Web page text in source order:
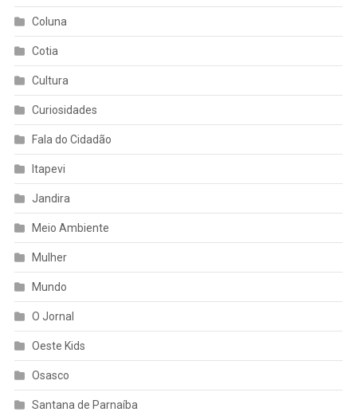
Coluna
Cotia
Cultura
Curiosidades
Fala do Cidadão
Itapevi
Jandira
Meio Ambiente
Mulher
Mundo
O Jornal
Oeste Kids
Osasco
Santana de Parnaíba